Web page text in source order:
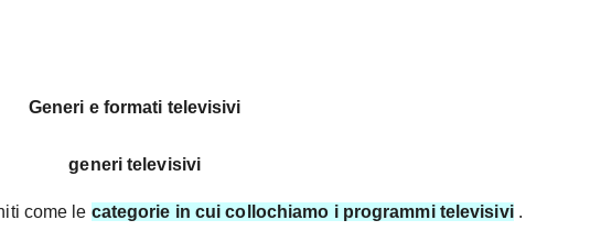
Generi e formati televisivi
generi televisivi
come le categorie in cui collochiamo i programmi televisivi.